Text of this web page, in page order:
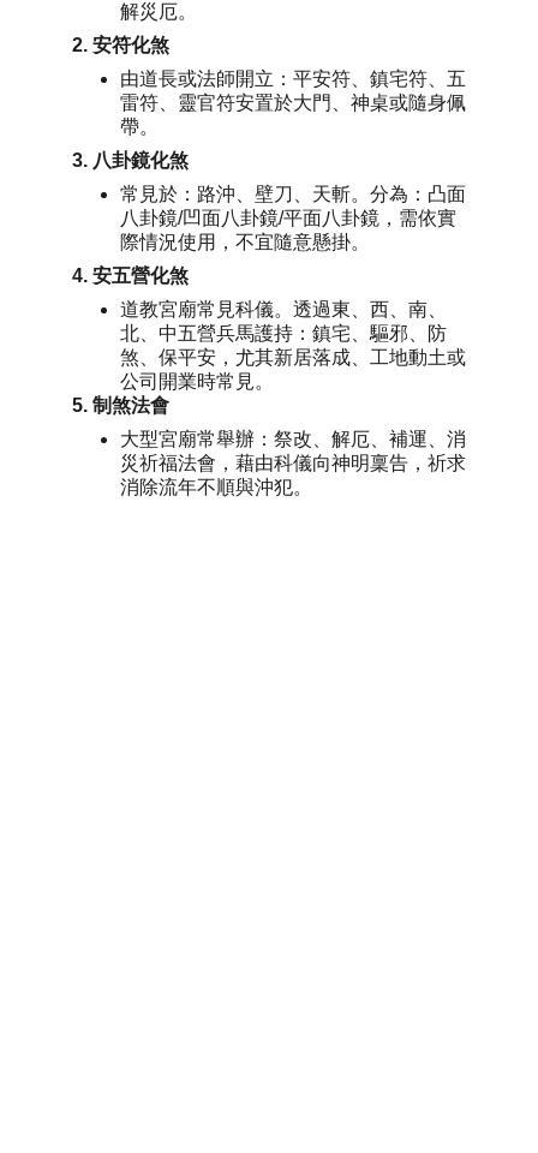
解災厄。
2. 安符化煞
由道長或法師開立：平安符、鎮宅符、五
雷符、靈官符安置於大門、神桌或隨身佩
帶。
3. 八卦鏡化煞
常見於：路沖、壁刀、天斬。分為：凸面
八卦鏡/凹面八卦鏡/平面八卦鏡，需依實
際情況使用，不宜隨意懸掛。
4. 安五營化煞
道教宮廟常見科儀。透過東、西、南、
北、中五營兵馬護持：鎮宅、驅邪、防
煞、保平安，尤其新居落成、工地動土或
公司開業時常見。
5. 制煞法會
大型宮廟常舉辦：祭改、解厄、補運、消
災祈福法會，藉由科儀向神明稟告，祈求
消除流年不順與沖犯。